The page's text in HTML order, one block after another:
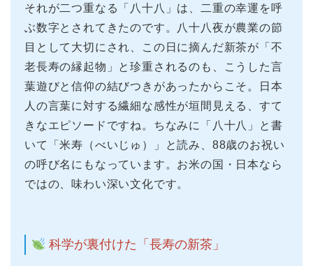
それが二つ重なる「八十八」は、二重の幸運を呼
ぶ数字とされてきたのです。八十八夜が農業の節
目として大切にされ、この日に摘んだ新茶が「不
老長寿の縁起物」と珍重されるのも、こうした言
葉遊びと信仰の結びつきがあったからこそ。日本
人の言葉に対する繊細な感性が垣間見える、すて
きなエピソードですね。ちなみに「八十八」と書
いて「米寿（べいじゅ）」と読み、88歳のお祝い
の呼び名にもなっています。お米の国・日本なら
ではの、味わい深い文化です。
科学が裏付けた「長寿の新茶」